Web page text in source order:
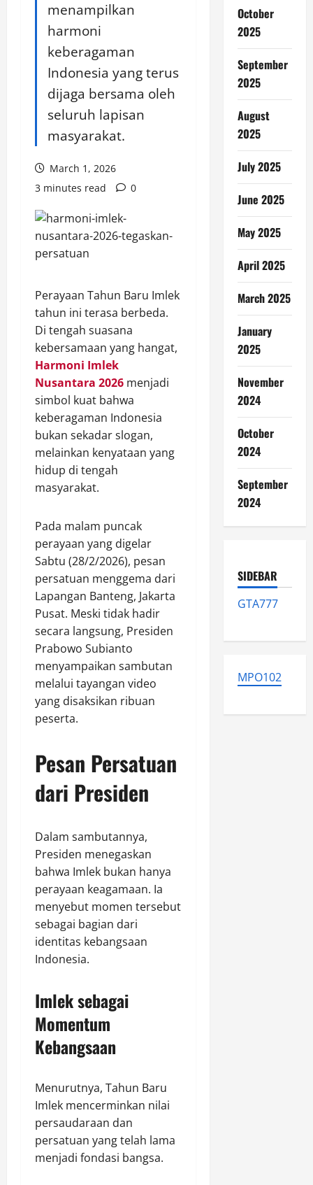
menampilkan
harmoni
keberagaman
Indonesia yang terus
dijaga bersama oleh
seluruh lapisan
masyarakat.
March 1, 2026
3 minutes read
0
Perayaan Tahun Baru Imlek
tahun ini terasa berbeda.
Di tengah suasana
kebersamaan yang hangat,
Harmoni Imlek
Nusantara 2026 menjadi
simbol kuat bahwa
keberagaman Indonesia
bukan sekadar slogan,
melainkan kenyataan yang
hidup di tengah
masyarakat.
Pada malam puncak
perayaan yang digelar
Sabtu (28/2/2026), pesan
persatuan menggema dari
Lapangan Banteng, Jakarta
Pusat. Meski tidak hadir
secara langsung, Presiden
Prabowo Subianto
menyampaikan sambutan
melalui tayangan video
yang disaksikan ribuan
peserta.
Pesan Persatuan
dari Presiden
Dalam sambutannya,
Presiden menegaskan
bahwa Imlek bukan hanya
perayaan keagamaan. Ia
menyebut momen tersebut
sebagai bagian dari
identitas kebangsaan
Indonesia.
Imlek sebagai
Momentum
Kebangsaan
Menurutnya, Tahun Baru
Imlek mencerminkan nilai
persaudaraan dan
persatuan yang telah lama
menjadi fondasi bangsa.
October
2025
September
2025
August
2025
July 2025
June 2025
May 2025
April 2025
March 2025
January
2025
November
2024
October
2024
September
2024
SIDEBAR
GTA777
MPO102